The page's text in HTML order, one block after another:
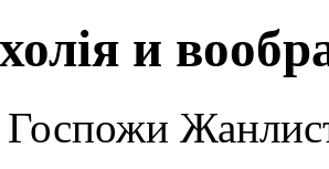
и
Госпожи